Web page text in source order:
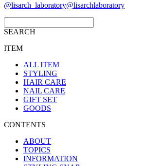
@lisarch_laboratory@lisarchlaboratory
SEARCH
ITEM
ALL ITEM
STYLING
HAIR CARE
NAIL CARE
GIFT SET
GOODS
CONTENTS
ABOUT
TOPICS
INFORMATION